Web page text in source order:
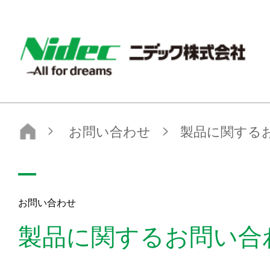
ニデック株式会社
お問い合わせ 製品に関するお問い合わせ
お問い合わせ
製品に関するお問い合